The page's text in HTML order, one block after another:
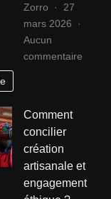
Zorro
27
mars 2026
Aucun
commentaire
en
Bas-
Comment
concilier
création
artisanale et
engagement